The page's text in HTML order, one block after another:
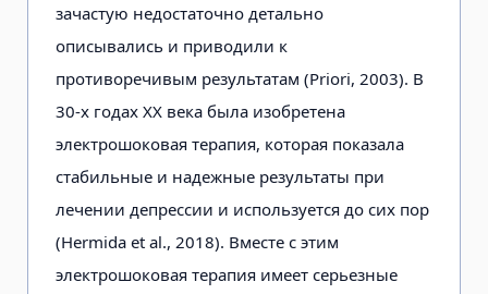
зачастую недостаточно детально
описывались и приводили к
противоречивым результатам (Priori, 2003). В
30-х годах XX века была изобретена
электрошоковая терапия, которая показала
стабильные и надежные результаты при
лечении депрессии и используется до сих пор
(Hermida et al., 2018). Вместе с этим
электрошоковая терапия имеет серьезные